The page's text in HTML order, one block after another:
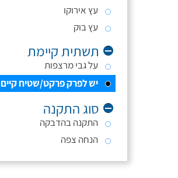
עץ אירוקו
עץ בוק
תשתית קיימת
על גבי מרצפות
יש לפרק פרקט/שטיח קיים
סוג התקנה
התקנה בהדבקה
הנחה צפה